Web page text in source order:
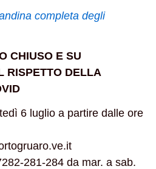
completa degli
CHIUSO E SU
RISPETTO DELLA
6 luglio a partire dalle ore
281-284 da mar. a sab.